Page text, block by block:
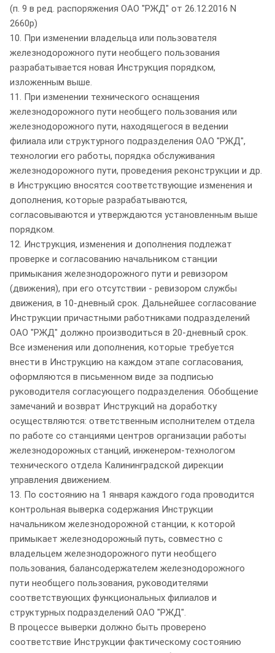
(п. 9 в ред. распоряжения ОАО "РЖД" от 26.12.2016 N
2660р)
10. При изменении владельца или пользователя
железнодорожного пути необщего пользования
разрабатывается новая Инструкция порядком,
изложенным выше.
11. При изменении технического оснащения
железнодорожного пути необщего пользования или
железнодорожного пути, находящегося в ведении
филиала или структурного подразделения ОАО "РЖД",
технологии его работы, порядка обслуживания
железнодорожного пути, проведения реконструкции и др.
в Инструкцию вносятся соответствующие изменения и
дополнения, которые разрабатываются,
согласовываются и утверждаются установленным выше
порядком.
12. Инструкция, изменения и дополнения подлежат
проверке и согласованию начальником станции
примыкания железнодорожного пути и ревизором
(движения), при его отсутствии - ревизором службы
движения, в 10-дневный срок. Дальнейшее согласование
Инструкции причастными работниками подразделений
ОАО "РЖД" должно производиться в 20-дневный срок.
Все изменения или дополнения, которые требуется
внести в Инструкцию на каждом этапе согласования,
оформляются в письменном виде за подписью
руководителя согласующего подразделения. Обобщение
замечаний и возврат Инструкций на доработку
осуществляются: ответственным исполнителем отдела
по работе со станциями центров организации работы
железнодорожных станций, инженером-технологом
технического отдела Калининградской дирекции
управления движением.
13. По состоянию на 1 января каждого года проводится
контрольная выверка содержания Инструкции
начальником железнодорожной станции, к которой
примыкает железнодорожный путь, совместно с
владельцем железнодорожного пути необщего
пользования, балансодержателем железнодорожного
пути необщего пользования, руководителями
соответствующих функциональных филиалов и
структурных подразделений ОАО "РЖД".
В процессе выверки должно быть проверено
соответствие Инструкции фактическому состоянию